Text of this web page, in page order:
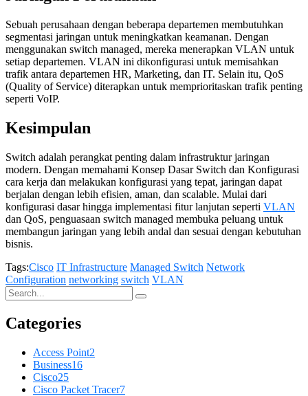
Sebuah perusahaan dengan beberapa departemen membutuhkan
segmentasi jaringan untuk meningkatkan keamanan. Dengan
menggunakan switch managed, mereka menerapkan VLAN untuk
setiap departemen. VLAN ini dikonfigurasi untuk memisahkan
trafik antara departemen HR, Marketing, dan IT. Selain itu, QoS
(Quality of Service) diterapkan untuk memprioritaskan trafik penting
seperti VoIP.
Kesimpulan
Switch adalah perangkat penting dalam infrastruktur jaringan
modern. Dengan memahami Konsep Dasar Switch dan Konfigurasi
cara kerja dan melakukan konfigurasi yang tepat, jaringan dapat
berjalan dengan lebih efisien, aman, dan scalable. Mulai dari
konfigurasi dasar hingga implementasi fitur lanjutan seperti VLAN
dan QoS, penguasaan switch managed membuka peluang untuk
membangun jaringan yang lebih andal dan sesuai dengan kebutuhan
bisnis.
Tags:Cisco IT Infrastructure Managed Switch Network
Configuration networking switch VLAN
Categories
Access Point2
Business16
Cisco25
Cisco Packet Tracer7